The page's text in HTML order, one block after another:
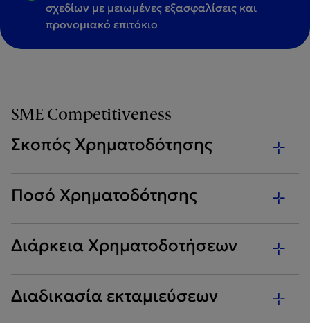
σχεδίων με μειωμένες εξασφαλίσεις και
προνομιακό επιτόκιο
SME Competitiveness
Σκοπός Χρηματοδότησης
Ποσό Χρηματοδότησης
Διάρκεια Χρηματοδοτήσεων
Διαδικασία εκταμιεύσεων